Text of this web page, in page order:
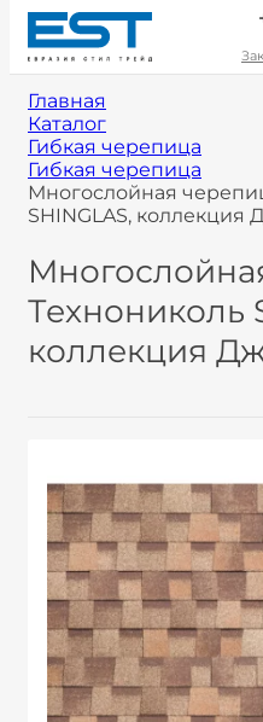
Главная
Каталог
Гибкая черепица
Гибкая черепица
Многослойная
SHINGLAS, коллекция
Технониколь
коллекция